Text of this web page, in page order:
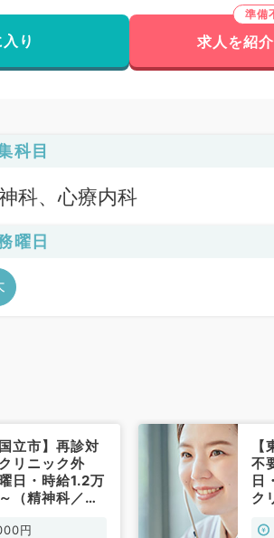
り 求人を紹
科目
科、心療内科
曜日
立市】再診対
リニック外
日・時給1.2万
（精神科／非
円
不
日
ク